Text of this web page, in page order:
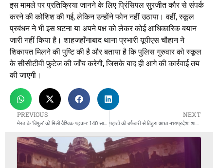
इस मामले पर प्रतिक्रिया जानने के लिए प्रिंसिपल सुरजीत कौर से संपर्क
करने की कोशिश की गई, लेकिन उन्होंने फोन नहीं उठाया। वहीं, स्कूल
प्रबंधन ने भी इस घटना या अपने पक्ष को लेकर कोई आधिकारिक बयान
जारी नहीं किया है। शाहजहाँनाबाद थाना प्रभारी यूपीएस चौहान ने
शिकायत मिलने की पुष्टि की है और बताया है कि पुलिस गुरुवार को स्कूल
के सीसीटीवी फुटेज की जाँच करेगी, जिसके बाद ही आगे की कार्रवाई तय
की जाएगी।
PREVIOUS
मेरठ के ‘बिगुल’ को मिली वैश्विक पहचान: 140 साल पुराने वाद्य यंत्र को आधिकारिक GI टैग
NEXT
पहाड़ों की बर्फबारी से ठिठुरा आधा मध्यप्रदेश: शाजापुर सबसे ठंडा, 6 जिलों में कोल्ड वेव का अलर्ट